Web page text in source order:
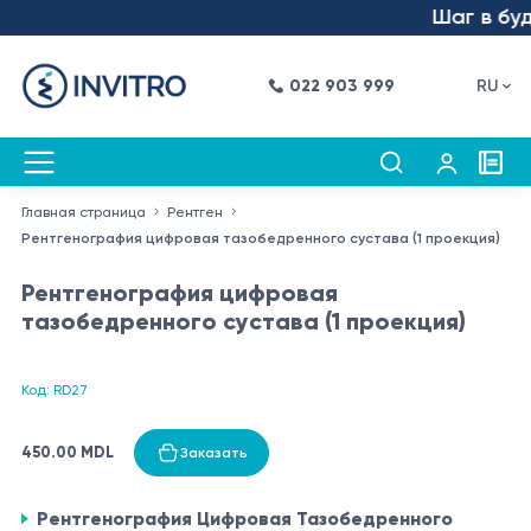
Шаг в
022 903 999 RU
Главная страница
Рентген
Рентгенография цифровая тазобедренного сустава (1 проекция)
Рентгенография цифровая
тазобедренного сустава (1 проекция)
Код: RD27
450.00 MDL Заказать
Рентгенография Цифровая Тазобедренного